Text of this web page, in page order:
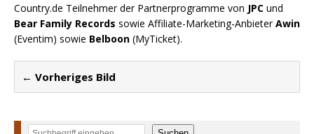
Country.de Teilnehmer der Partnerprogramme von JPC und
Bear Family Records sowie Affiliate-Marketing-AnbieterAwin
(Eventim) sowie Belboon (MyTicket).
← Vorheriges Bild
Suchen